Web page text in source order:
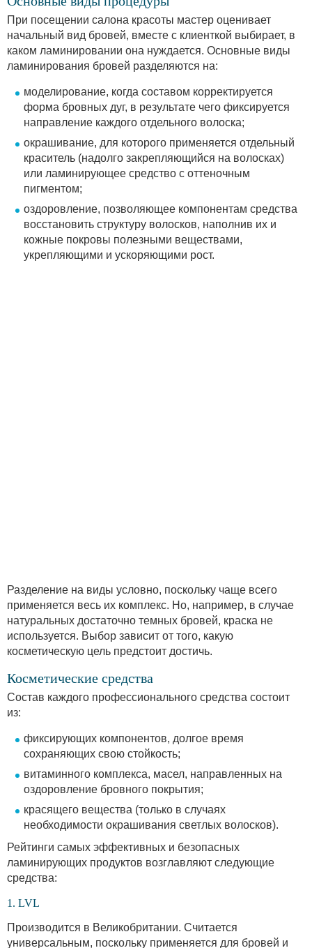
При посещении салона красоты мастер оценивает
начальный вид бровей, вместе с клиенткой выбирает, в
каком ламинировании она нуждается. Основные виды
ламинирования бровей разделяются на:
моделирование, когда составом корректируется
форма бровных дуг, в результате чего фиксируется
направление каждого отдельного волоска;
окрашивание, для которого применяется отдельный
краситель (надолго закрепляющийся на волосках)
или ламинирующее средство с оттеночным
пигментом;
оздоровление, позволяющее компонентам средства
восстановить структуру волосков, наполнив их и
кожные покровы полезными веществами,
укрепляющими и ускоряющими рост.
Разделение на виды условно, поскольку чаще всего
применяется весь их комплекс. Но, например, в случае
натуральных достаточно темных бровей, краска не
используется. Выбор зависит от того, какую
косметическую цель предстоит достичь.
Косметические средства
Состав каждого профессионального средства состоит
из:
фиксирующих компонентов, долгое время
сохраняющих свою стойкость;
витаминного комплекса, масел, направленных на
оздоровление бровного покрытия;
красящего вещества (только в случаях
необходимости окрашивания светлых волосков).
Рейтинги самых эффективных и безопасных
ламинирующих продуктов возглавляют следующие
средства:
1. LVL
Производится в Великобритании. Считается
универсальным, поскольку применяется для бровей и